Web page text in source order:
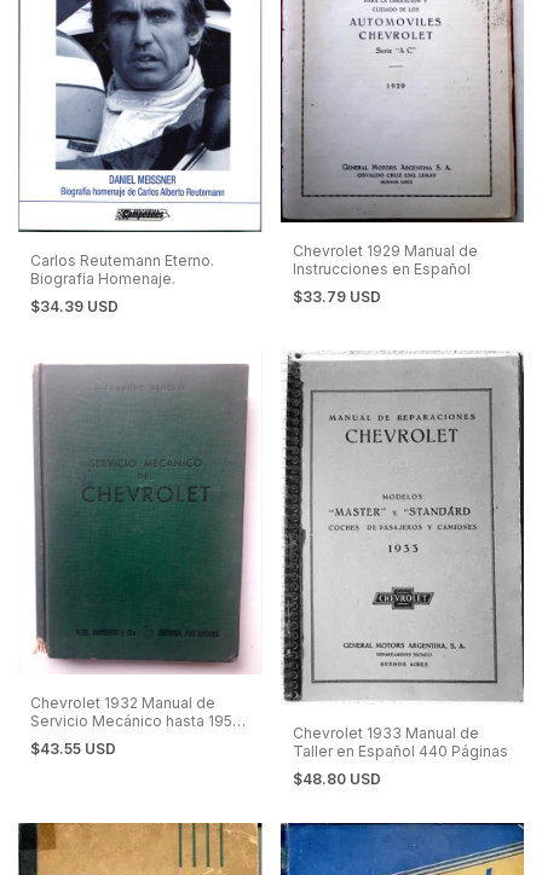
Carlos Reutemann Eterno.
Biografía Homenaje.
$34.39 USD
Chevrolet 1929 Manual de
Instrucciones en Español
$33.79 USD
Chevrolet 1932 Manual de
Servicio Mecánico hasta 1950.
En Español.
$43.55 USD
Chevrolet 1933 Manual de
Taller en Español 440 Páginas
$48.80 USD